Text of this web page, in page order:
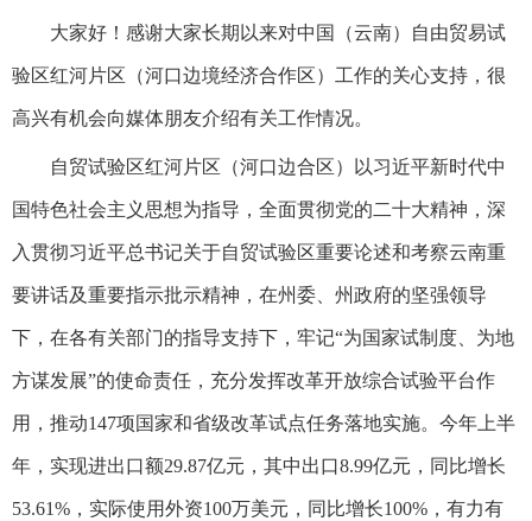
大家好！感谢大家长期以来对中国（云南）自由贸易试
验区红河片区（河口边境经济合作区）工作的关心支持，很
高兴有机会向媒体朋友介绍有关工作情况。
自贸试验区红河片区（河口边合区）以习近平新时代中
国特色社会主义思想为指导，全面贯彻党的二十大精神，深
入贯彻习近平总书记关于自贸试验区重要论述和考察云南重
要讲话及重要指示批示精神，在州委、州政府的坚强领导
下，在各有关部门的指导支持下，牢记“为国家试制度、为地
方谋发展”的使命责任，充分发挥改革开放综合试验平台作
用，推动147项国家和省级改革试点任务落地实施。今年上半
年，实现进出口额29.87亿元，其中出口8.99亿元，同比增长
53.61%，实际使用外资100万美元，同比增长100%，有力有